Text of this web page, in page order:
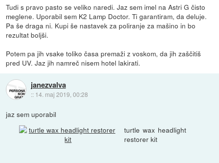
Tudi s pravo pasto se veliko naredi. Jaz sem imel na Astri G čisto
meglene. Uporabil sem K2 Lamp Doctor. Ti garantiram, da deluje.
Pa še draga ni. Kupi še nastavek za poliranje za mašino in bo
rezultat boljši.
Potem pa jih vsake toliko časa premaži z voskom, da jih zaščitiš
pred UV. Jaz jih namreč nisem hotel lakirati.
janezvalva
:: 14. maj 2019, 00:28
jaz sem uporabil
turtle wax headlight
restorer kit